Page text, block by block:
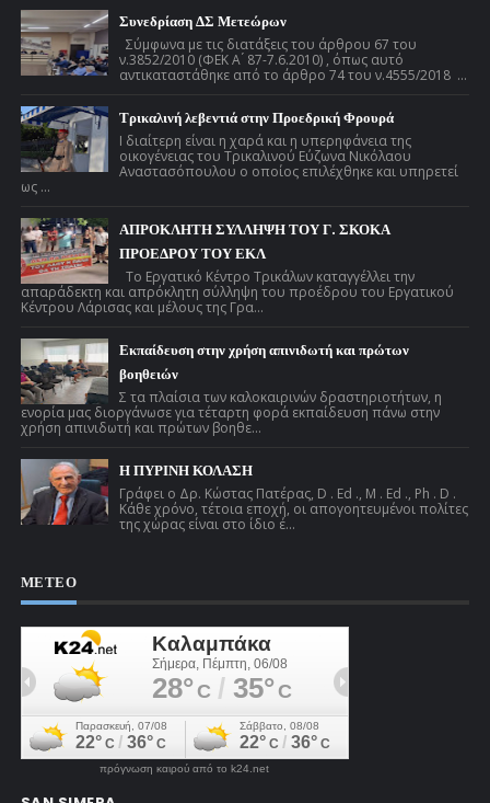
Συνεδρίαση ΔΣ Μετεώρων
Σύμφωνα με τις διατάξεις του άρθρου 67 του
ν.3852/2010 (ΦΕΚ Α ́ 87-7.6.2010) , όπως αυτό
αντικαταστάθηκε από το άρθρο 74 του ν.4555/2018 ...
Τρικαλινή λεβεντιά στην Προεδρική Φρουρά
Ι διαίτερη είναι η χαρά και η υπερηφάνεια της
οικογένειας του Τρικαλινού Εύζωνα Νικόλαου
Αναστασόπουλου ο οποίος επιλέχθηκε και υπηρετεί
ως ...
ΑΠΡΟΚΛΗΤΗ ΣΥΛΛΗΨΗ ΤΟΥ Γ. ΣΚΟΚΑ
ΠΡΟΕΔΡΟΥ ΤΟΥ ΕΚΛ
Το Εργατικό Κέντρο Τρικάλων καταγγέλλει την
απαράδεκτη και απρόκλητη σύλληψη του προέδρου του Εργατικού
Κέντρου Λάρισας και μέλους της Γρα...
Εκπαίδευση στην χρήση απινιδωτή και πρώτων
βοηθειών
Σ τα πλαίσια των καλοκαιρινών δραστηριοτήτων, η
ενορία μας διοργάνωσε για τέταρτη φορά εκπαίδευση πάνω στην
χρήση απινιδωτή και πρώτων βοηθε...
Η ΠΥΡΙΝΗ ΚΟΛΑΣΗ
Γράφει ο Δρ. Κώστας Πατέρας, D . Ed ., M . Ed ., Ph . D .
Κάθε χρόνο, τέτοια εποχή, οι απογοητευμένοι πολίτες
της χώρας είναι στο ίδιο έ...
ΜΕΤΕΟ
πρόγνωση καιρού από το k24.net